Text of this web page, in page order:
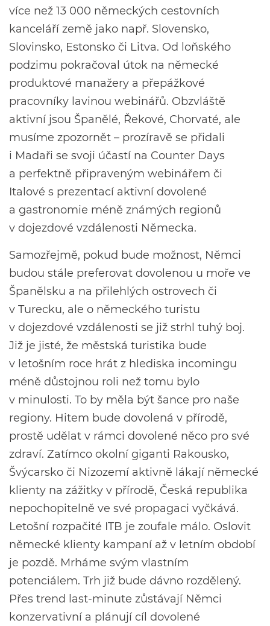
více než 13 000 německých cestovních
kanceláří země jako např. Slovensko,
Slovinsko, Estonsko či Litva. Od loňského
podzimu pokračoval útok na německé
produktové manažery a přepážkové
pracovníky lavinou webinářů. Obzvláště
aktivní jsou Španělé, Řekové, Chorvaté, ale
musíme zpozornět – prozíravě se přidali
i Madaři se svoji účastí na Counter Days
a perfektně připraveným webinářem či
Italové s prezentací aktivní dovolené
a gastronomie méně známých regionů
v dojezdové vzdálenosti Německa.
Samozřejmě, pokud bude možnost, Němci
budou stále preferovat dovolenou u moře ve
Španělsku a na přilehlých ostrovech či
v Turecku, ale o německého turistu
v dojezdové vzdálenosti se již strhl tuhý boj.
Již je jisté, že městská turistika bude
v letošním roce hrát z hlediska incomingu
méně důstojnou roli než tomu bylo
v minulosti. To by měla být šance pro naše
regiony. Hitem bude dovolená v přírodě,
prostě udělat v rámci dovolené něco pro své
zdraví. Zatímco okolní giganti Rakousko,
Švýcarsko či Nizozemí aktivně lákají německé
klienty na zážitky v přírodě, Česká republika
nepochopitelně ve své propagaci vyčkává.
Letošní rozpačité ITB je zoufale málo. Oslovit
německé klienty kampaní až v letním období
je pozdě. Mrháme svým vlastním
potenciálem. Trh již bude dávno rozdělený.
Přes trend last-minute zůstávají Němci
konzervativní a plánují cíl dovolené